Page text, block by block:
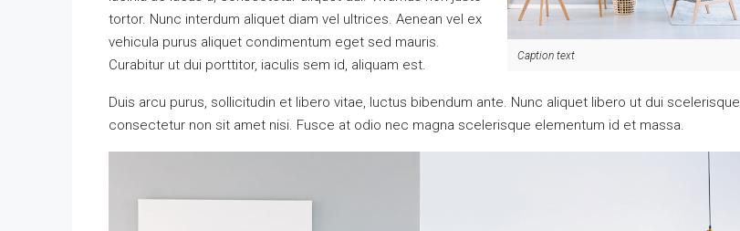
Caption text
tortor. Nunc interdum aliquet diam vel ultrices. Aenean vel ex
vehicula purus aliquet condimentum eget sed mauris.
Curabitur ut dui porttitor, iaculis sem id, aliquam est.
Duis arcu purus, sollicitudin et libero vitae, luctus bibendum ante. Nunc aliquet libero ut dui scelerisque
consectetur non sit amet nisi. Fusce at odio nec magna scelerisque elementum id et massa.